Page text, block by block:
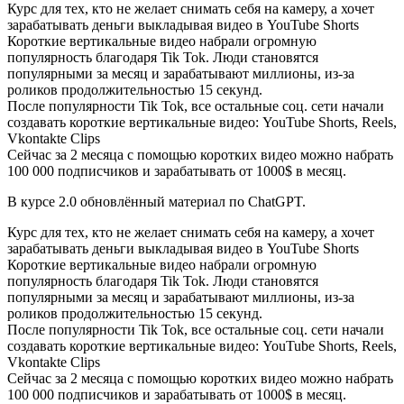
Курс для тех, кто не желает снимать себя на камеру, а хочет
зарабатывать деньги выкладывая видео в YouTube Shorts
Короткие вертикальные видео набрали огромную
популярность благодаря Tik Tok. Люди становятся
популярными за месяц и зарабатывают миллионы, из-за
роликов продолжительностью 15 секунд.
После популярности Tik Tok, все остальные соц. сети начали
создавать короткие вертикальные видео: YouTube Shorts, Reels,
Vkontakte Clips
Сейчас за 2 месяца с помощью коротких видео можно набрать
100 000 подписчиков и зарабатывать от 1000$ в месяц.
В курсе 2.0 обновлённый материал по ChatGPT.
Курс для тех, кто не желает снимать себя на камеру, а хочет
зарабатывать деньги выкладывая видео в YouTube Shorts
Короткие вертикальные видео набрали огромную
популярность благодаря Tik Tok. Люди становятся
популярными за месяц и зарабатывают миллионы, из-за
роликов продолжительностью 15 секунд.
После популярности Tik Tok, все остальные соц. сети начали
создавать короткие вертикальные видео: YouTube Shorts, Reels,
Vkontakte Clips
Сейчас за 2 месяца с помощью коротких видео можно набрать
100 000 подписчиков и зарабатывать от 1000$ в месяц.